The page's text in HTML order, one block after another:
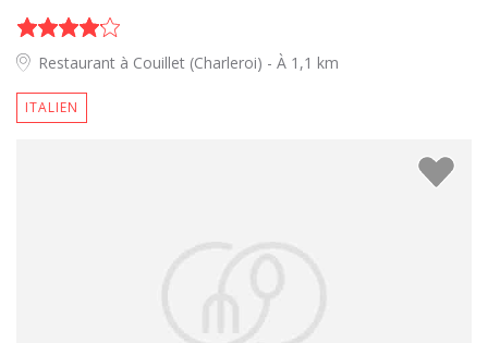
Restaurant à Couillet (Charleroi) - À 1,1 km
ITALIEN